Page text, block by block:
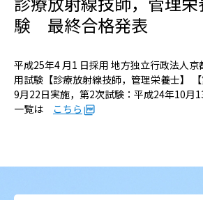
人間ドック希望の方
当院へ就職希望の方
事業者・その他の方
験 最終合格発表
平成25年4 月1 日採用 地方独立行政法人
用試験【診療放射線技師，管理栄養士】
9月22日実施，第2次試験：平成24年10月
一覧は こちら